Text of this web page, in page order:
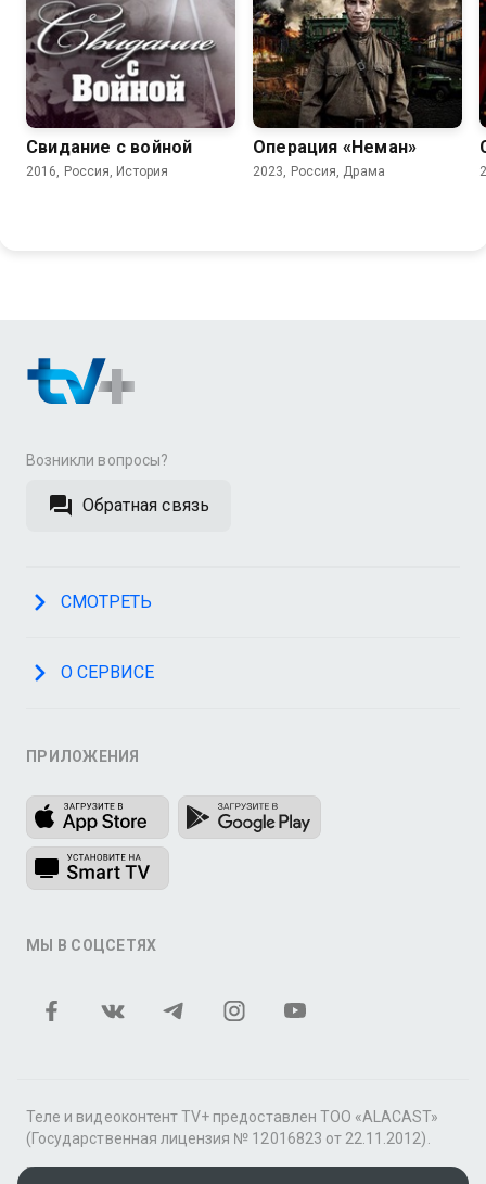
8.4
Свидание с войной
2016, Россия, История
7.8
Операция «Неман»
2023, Россия, Драма
Возникли вопросы?
Обратная связь
СМОТРЕТЬ
О СЕРВИСЕ
ПРИЛОЖЕНИЯ
МЫ В СОЦСЕТЯХ
Теле и видеоконтент TV+ предоставлен ТОО «ALACAST»
(Государственная лицензия № 12016823 от 22.11.2012).
В рамках услуги «Видео по подписке» для «Пакета